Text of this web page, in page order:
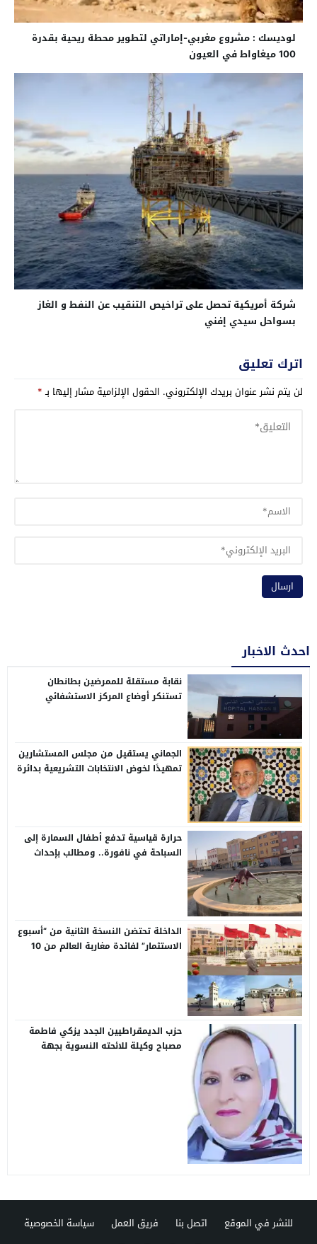
لوديسك : مشروع مغربي-إماراتي لتطوير محطة ريحية بقدرة
100 ميغاواط في العيون
شركة أمريكية تحصل على تراخيص التنقيب عن النفط و الغاز
بسواحل سيدي إفني
اترك تعليق
لن يتم نشر عنوان بريدك الإلكتروني. الحقول الإلزامية مشار إليها بـ*
احدث الاخبار
نقابة مستقلة للممرضين بطانطان
تستنكر أوضاع المركز الاستشفائي
الجماني يستقيل من مجلس المستشارين
تمهيدًا لخوض الانتخابات التشريعية بدائرة
حرارة قياسية تدفع أطفال السمارة إلى
السباحة في نافورة.. ومطالب بإحداث
الداخلة تحتضن النسخة الثانية من “أسبوع
الاستثمار” لفائدة مغاربة العالم من 10
حزب الديمقراطيين الجدد يزكي فاطمة
مصباح وكيلة للائحته النسوية بجهة
للنشر في الموقع اتصل بنا فريق العمل سياسة الخصوصية